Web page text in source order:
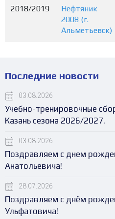
2018/2019
Нефтяник
2008 (г.
Альметьевск)
Последние новости
03.08.2026
Учебно-тренировочные
Казань сезона 2026/2027.
03.08.2026
Поздравляем с днем
Анатольевича!
28.07.2026
Поздравляем с днём
Ульфатовича!